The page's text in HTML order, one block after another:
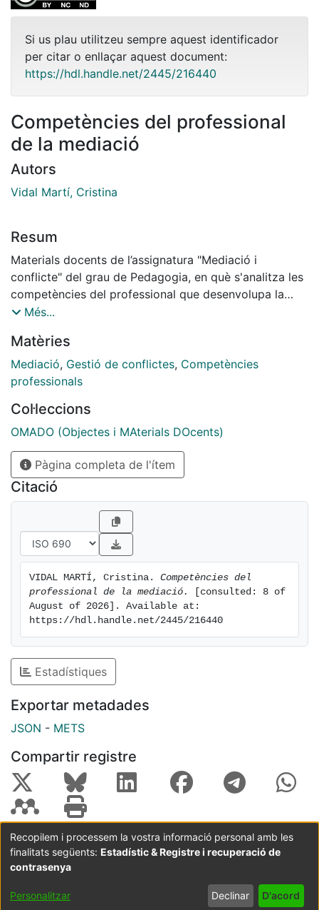
Si us plau utilitzeu sempre aquest identificador
per citar o enllaçar aquest document:
https://hdl.handle.net/2445/216440
Competències del professional
de la mediació
Autors
Vidal Martí, Cristina
Resum
Materials docents de l’assignatura "Mediació i
conflicte" del grau de Pedagogia, en què s'analitza les
competències del professional que desenvolupa la
tècnica de gestió alternativa del conflicte.
Més...
Matèries
Mediació, Gestió de conflictes, Competències
professionals
Col·leccions
OMADO (Objectes i MAterials DOcents)
Pàgina completa de l'ítem
Citació
VIDAL MARTÍ, Cristina. Competències del
professional de la mediació.
[consulted: 8 of
August of 2026]. Available at:
https://hdl.handle.net/2445/216440
Estadístiques
Exportar metadades
JSON - METS
Compartir registre
Coordinació:CRAI UB Avís legal
Metadades
subjectes a:
Configuració
de cookies
privadesa
Recopilem i processem la vostra informació personal amb les
finalitats següents: Estadístic & Registre i recuperació de
contrasenya
Personalitzar Declinar D'acord